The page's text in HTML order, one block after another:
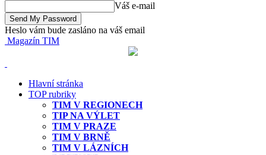
Váš e-mail
Heslo vám bude zasláno na váš email
Magazín TIM
Hlavní stránka
TOP rubriky
TIM V REGIONECH
TIP NA VÝLET
TIM V PRAZE
TIM V BRNĚ
TIM V LÁZNÍCH